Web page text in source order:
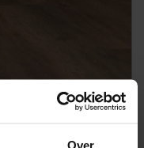
Over